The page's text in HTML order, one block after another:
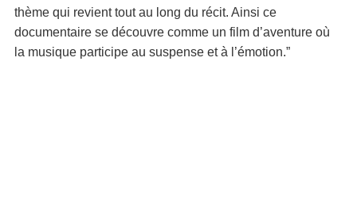
thème qui revient tout au long du récit. Ainsi ce
documentaire se découvre comme un film d’aventure où
la musique participe au suspense et à l’émotion.”